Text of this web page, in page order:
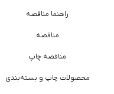
راهنما مناقصه
مناقصه
مناقصه چاپ
محصولات چاپ و بسته‌بندی